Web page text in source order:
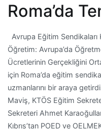
Roma’da
Avrupa Eğitim Sendikaları
Öğretim: Avrupa’da
Ücretlerinin Gerçekliğini
için Roma’da eğitim
uzmanlarını bir araya
Maviş, KTÖS Eğitim
Sekreteri Ahmet
Kıbrıs’tan POED ve